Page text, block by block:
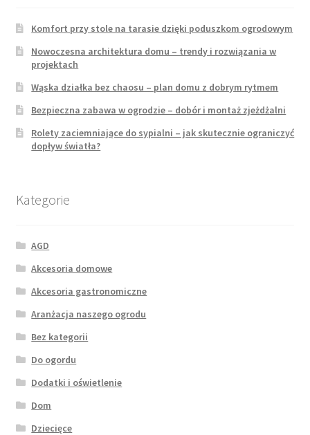
Komfort przy stole na tarasie dzięki poduszkom ogrodowym
Nowoczesna architektura domu – trendy i rozwiązania w
projektach
Wąska działka bez chaosu – plan domu z dobrym rytmem
Bezpieczna zabawa w ogrodzie – dobór i montaż zjeżdżalni
Rolety zaciemniające do sypialni – jak skutecznie ograniczyć
dopływ światła?
Kategorie
AGD
Akcesoria domowe
Akcesoria gastronomiczne
Aranżacja naszego ogrodu
Bez kategorii
Do ogordu
Dodatki i oświetlenie
Dom
Dziecięce